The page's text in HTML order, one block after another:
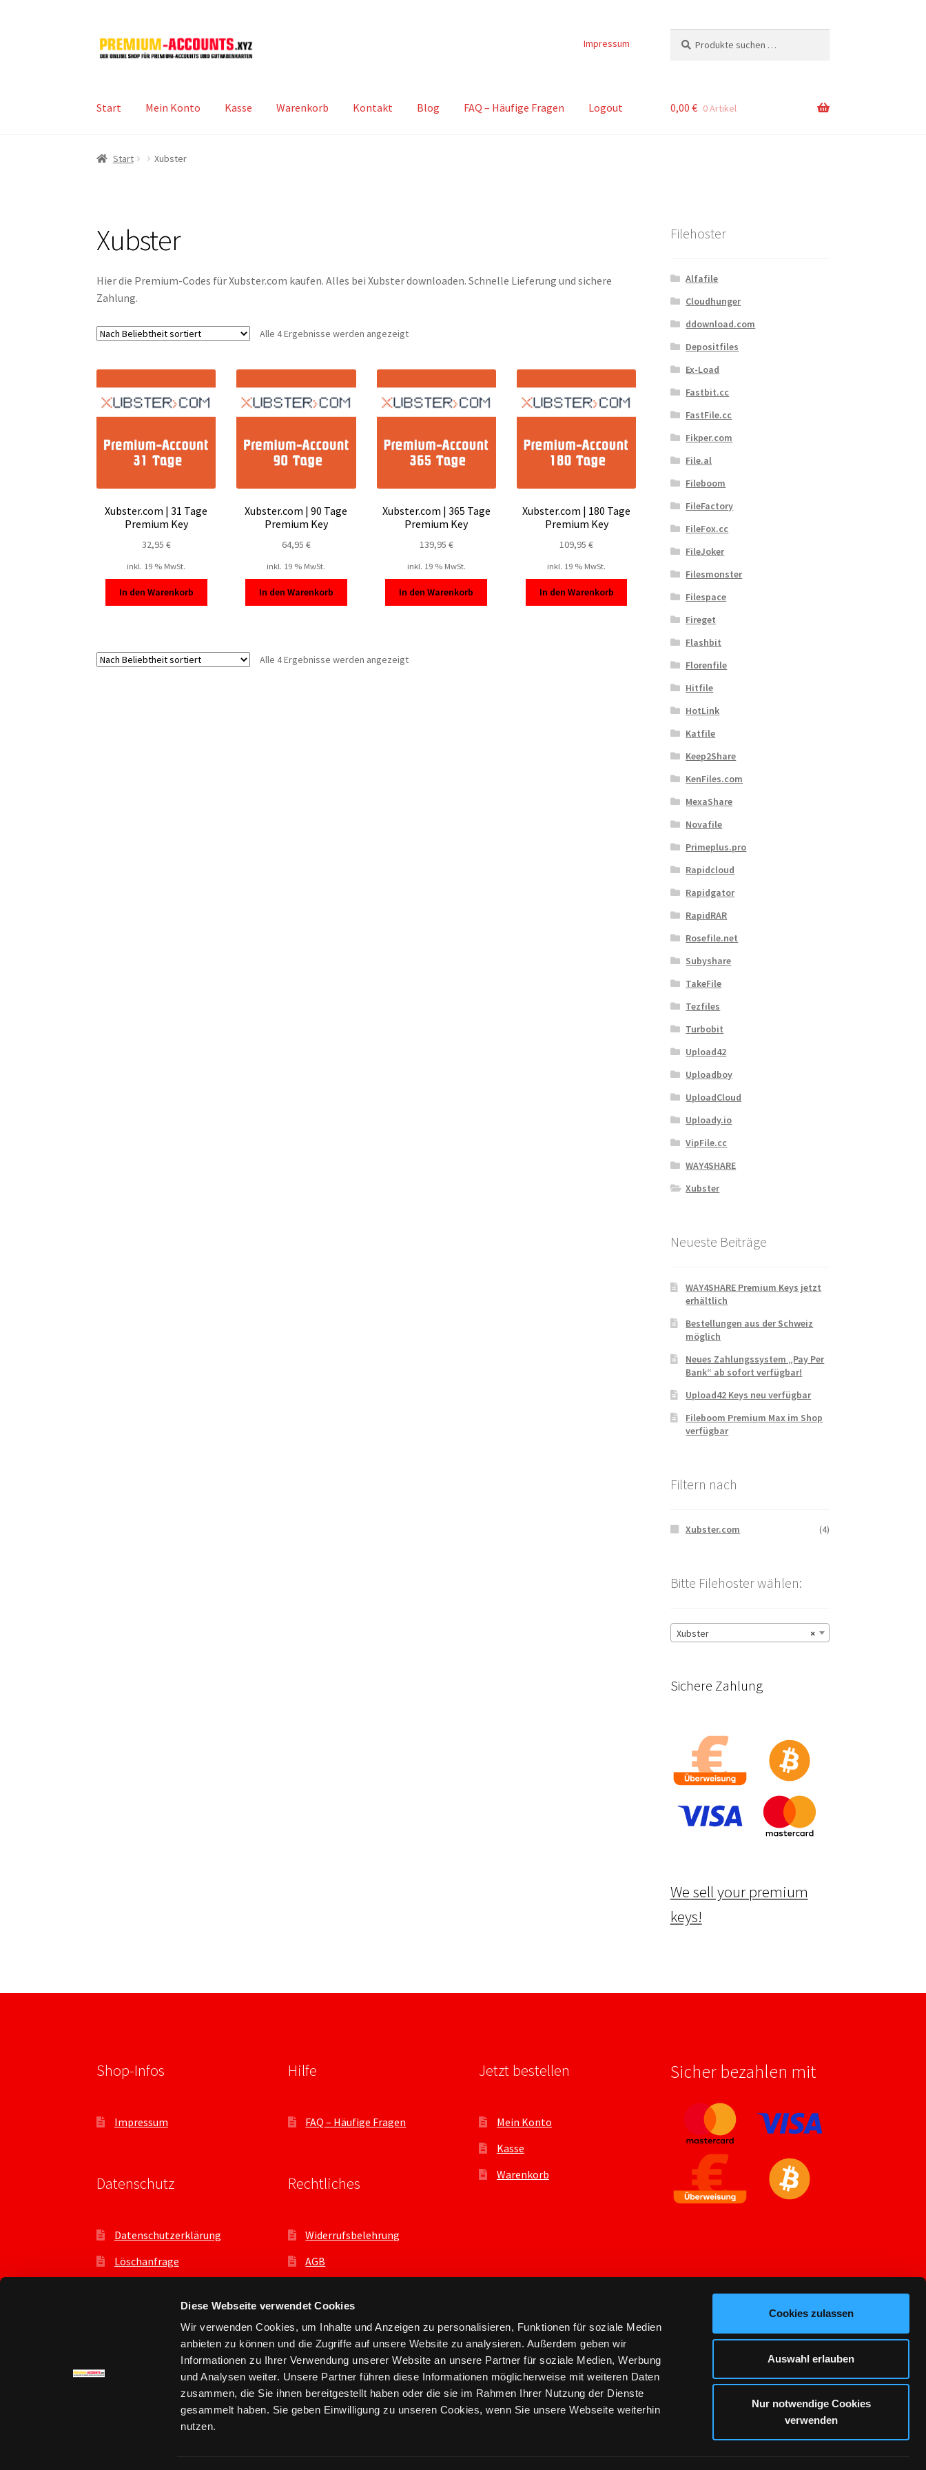
Diese Webseite verwendet Cookies
Wir verwenden Cookies, um Inhalte und Anzeigen zu personalisieren, Funktionen für soziale Medien
anbieten zu können und die Zugriffe auf unsere Website zu analysieren. Außerdem geben wir
Informationen zu Ihrer Verwendung unserer Website an unsere Partner für soziale Medien, Werbung
und Analysen weiter. Unsere Partner führen diese Informationen möglicherweise mit weiteren Daten
zusammen, die Sie ihnen bereitgestellt haben oder die sie im Rahmen Ihrer Nutzung der Dienste
gesammelt haben. Sie geben Einwilligung zu unseren Cookies, wenn Sie unsere Webseite weiterhin
nutzen.
Cookies zulassen
Auswahl erlauben
Nur notwendige Cookies
verwenden
Zur
Navigation
Zum
Inhalt
Impressum
nach:
Start Mein Konto Kasse Warenkorb Kontakt Blog FAQ – Häufige Fragen Logout 0,00 € 0 Artikel
Start Xubster
Xubster
Hier die Premium-Codes für Xubster.com kaufen. Alles bei Xubster downloaden. Schnelle Lieferung und sichere
Zahlung.
Alle 4 Ergebnisse werden angezeigtNach
Xubster.com | 31 Tage
Premium Key
32,95 €
inkl. 19 % MwSt.
In den Warenkorb
Xubster.com | 90 Tage
Premium Key
64,95 €
inkl. 19 % MwSt.
In den Warenkorb
Xubster.com | 365 Tage
Premium Key
139,95 €
inkl. 19 % MwSt.
In den Warenkorb
Xubster.com | 180 Tage
Premium Key
109,95 €
inkl. 19 % MwSt.
In den Warenkorb
Alle 4 Ergebnisse werden angezeigtNach
Filehoster
Alfafile
Cloudhunger
ddownload.com
Depositfiles
Ex-Load
Fastbit.cc
FastFile.cc
Fikper.com
File.al
Fileboom
FileFactory
FileFox.cc
FileJoker
Filesmonster
Filespace
Fireget
Flashbit
Florenfile
Hitfile
HotLink
Katfile
Keep2Share
KenFiles.com
MexaShare
Novafile
Primeplus.pro
Rapidcloud
Rapidgator
RapidRAR
Rosefile.net
Subyshare
TakeFile
Tezfiles
Turbobit
Upload42
Uploadboy
UploadCloud
Uploady.io
VipFile.cc
WAY4SHARE
Xubster
Neueste Beiträge
WAY4SHARE Premium Keys jetzt
erhältlich
Bestellungen aus der Schweiz
möglich
Neues Zahlungssystem „Pay Per
Bank“ ab sofort verfügbar!
Upload42 Keys neu verfügbar
Fileboom Premium Max im Shop
verfügbar
Filtern nach
Xubster.com (4)
Bitte Filehoster wählen:
×
Xubster
Sichere Zahlung
We sell your premium
keys!
Shop-Infos
Impressum
Datenschutz
Datenschutzerklärung
Löschanfrage
Datenschutzeinstellungen
Hilfe
FAQ – Häufige Fragen
Rechtliches
Widerrufsbelehrung
AGB
Jetzt bestellen
Mein Konto
Kasse
Warenkorb
Sicher bezahlen mit
© Premium Account kaufen - premium-accounts.xyz 2026
Erstellt mit WooCommerce